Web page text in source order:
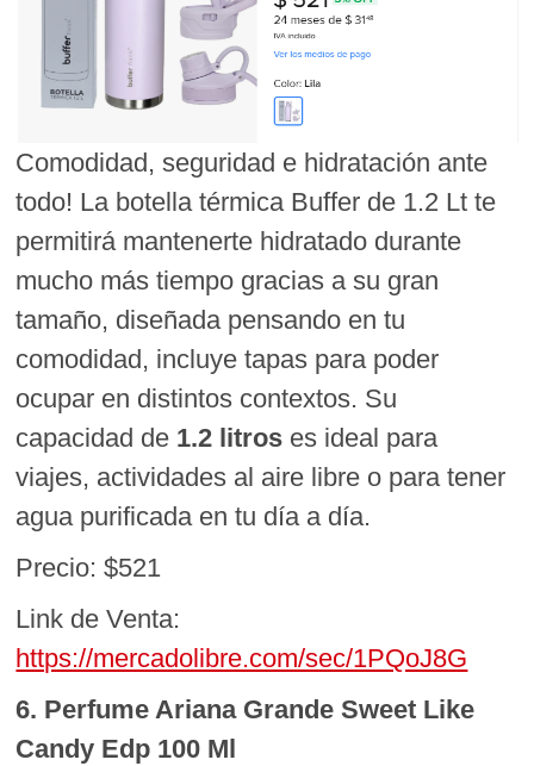
Comodidad, seguridad e hidratación ante
todo! La botella térmica Buffer de 1.2 Lt te
permitirá mantenerte hidratado durante
mucho más tiempo gracias a su gran
tamaño, diseñada pensando en tu
comodidad, incluye tapas para poder
ocupar en distintos contextos. Su
capacidad de 1.2 litros es ideal para
viajes, actividades al aire libre o para tener
agua purificada en tu día a día.
Precio: $521
Link de Venta:
https://mercadolibre.com/sec/1PQoJ8G
6. Perfume Ariana Grande Sweet Like
Candy Edp 100 Ml